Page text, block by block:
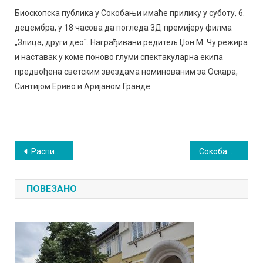
Биоскопска публика у Сокобањи имаће прилику у суботу, 6.
децембра, у 18 часова да погледа 3Д премијеру филма
„Злица, други деоˮ. Награђивани редитељ Џон М. Чу режира
и наставак у коме поново глуми спектакуларна екипа
предвођена светским звездама номинованим за Оскара,
Синтијом Ериво и Аријаном Гранде.
Кретање
чланка
Расписан конкурс за обуку полицајаца: За подручје Зајечара отворено 11 места
ПОВЕЗАНО